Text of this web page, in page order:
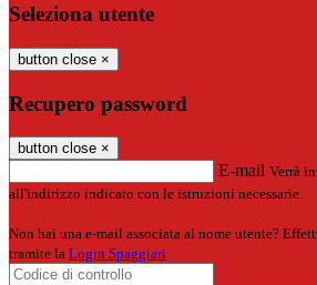
Seleziona utente
button close ×
Recupero password
button close ×
E-mail Verrà
all'indirizzo indicato con le istruzioni necessarie.
Non hai una e-mail associata al nome utente?
tramite la Login Spaggiari